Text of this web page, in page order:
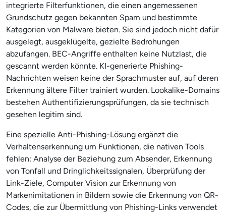
integrierte Filterfunktionen, die einen angemessenen
Grundschutz gegen bekannten Spam und bestimmte
Kategorien von Malware bieten. Sie sind jedoch nicht dafür
ausgelegt, ausgeklügelte, gezielte Bedrohungen
abzufangen. BEC-Angriffe enthalten keine Nutzlast, die
gescannt werden könnte. KI-generierte Phishing-
Nachrichten weisen keine der Sprachmuster auf, auf deren
Erkennung ältere Filter trainiert wurden. Lookalike-Domains
bestehen Authentifizierungsprüfungen, da sie technisch
gesehen legitim sind.
Eine spezielle Anti-Phishing-Lösung ergänzt die
Verhaltenserkennung um Funktionen, die nativen Tools
fehlen: Analyse der Beziehung zum Absender, Erkennung
von Tonfall und Dringlichkeitssignalen, Überprüfung der
Link-Ziele, Computer Vision zur Erkennung von
Markenimitationen in Bildern sowie die Erkennung von QR-
Codes, die zur Übermittlung von Phishing-Links verwendet